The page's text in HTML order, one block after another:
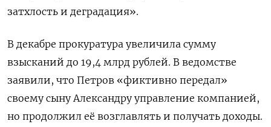
затхлость и деградация».
В декабре прокуратура увеличила сумму
взысканий до 19,4 млрд рублей. В ведомстве
заявили, что Петров «фиктивно передал»
своему сыну Александру управление компанией,
но продолжил её возглавлять и получать доходы.